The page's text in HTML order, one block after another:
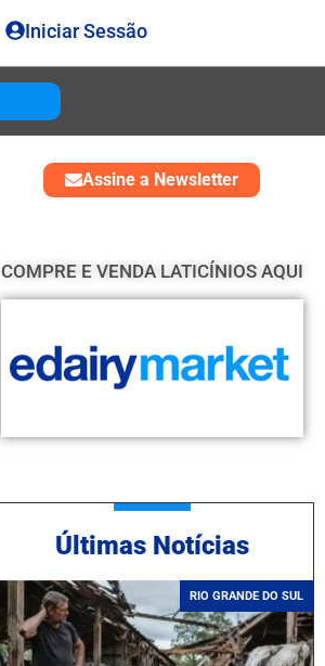
Iniciar Sessão
Assine a Newsletter
COMPRE E VENDA LATICÍNIOS AQUI
Ú ltimas Notícias
RIO GRANDE DO SUL